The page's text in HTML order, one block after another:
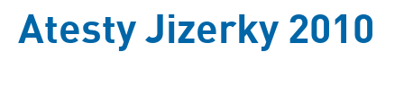
Atesty Jizerky 2010